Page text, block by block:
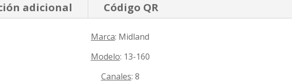
adicional Código QR
Marca: Midland
Modelo: 13-160
Canales: 8